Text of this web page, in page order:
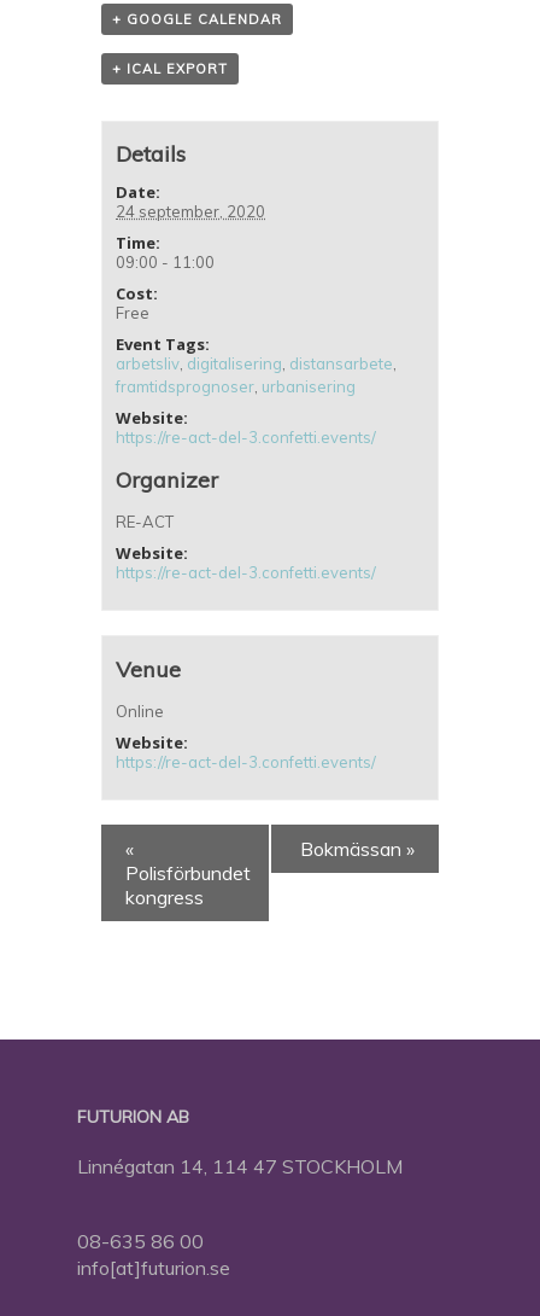
+ GOOGLE CALENDAR
+ ICAL EXPORT
Details
Date:
24 september, 2020
Time:
09:00 - 11:00
Cost:
Free
Event Tags:
arbetsliv digitalisering distansarbete
framtidsprognoser urbanisering
Website:
https://re-act-del-3.confetti.events/
Organizer
RE-ACT
Website:
https://re-act-del-3.confetti.events/
Venue
Online
Website:
https://re-act-del-3.confetti.events/
«
Polisförbundet
kongress
Bokmässan »
FUTURION AB
Linnégatan 14, 114 47 STOCKHOLM
08-635 86 00
info[at]futurion.se